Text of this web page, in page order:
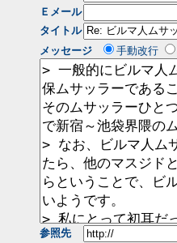
Ｅメール
タイトル
メッセージ
手動改行
参照先